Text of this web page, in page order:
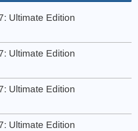
Ultimate Edition
Ultimate Edition
Ultimate Edition
Ultimate Edition